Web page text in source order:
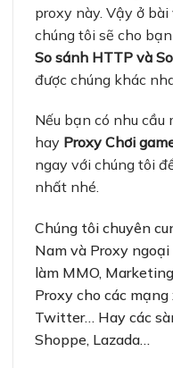
proxy này. Vậy ở
chúng tôi sẽ cho
So sánh HTTP và
được chúng khác
Nếu bạn có nhu cầu
hay Proxy Chơi
ngay với chúng tôi
nhất nhé.
Chúng tôi chuyên
Nam và Proxy
làm MMO,
Proxy cho các
Twitter… Hay các
Shoppe, Lazada…